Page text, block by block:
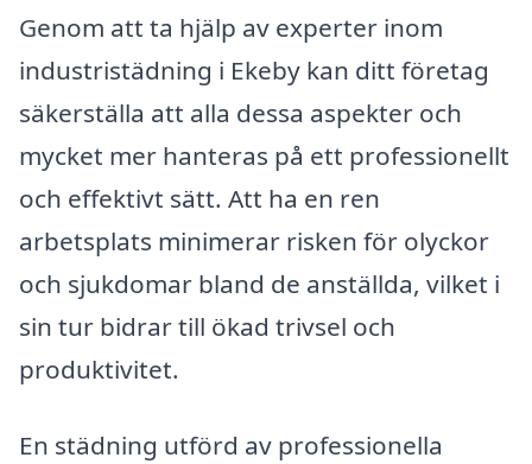
Genom att ta hjälp av experter inom
industristädning i Ekeby kan ditt företag
säkerställa att alla dessa aspekter och
mycket mer hanteras på ett professionellt
och effektivt sätt. Att ha en ren
arbetsplats minimerar risken för olyckor
och sjukdomar bland de anställda, vilket i
sin tur bidrar till ökad trivsel och
produktivitet.
En städning utförd av professionella